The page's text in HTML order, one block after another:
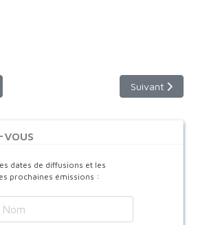
: Dimanche 2 mars - 9h30 - F2Article suivant :
Suivant
dates de diffusions et les
prochaines émissions :